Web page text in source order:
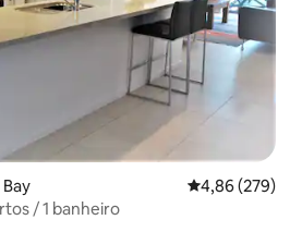
4,86 de uma
4,86 (279)
/ 1 banheiro